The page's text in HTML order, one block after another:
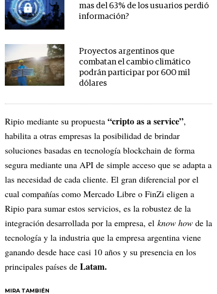
mas del 63% de los usuarios perdió
información?
Proyectos argentinos que
combatan el cambio climático
podrán participar por 600 mil
dólares
Ripio mediante su propuesta “cripto as a service”,
habilita a otras empresas la posibilidad de brindar
soluciones basadas en tecnología blockchain de forma
segura mediante una API de simple acceso que se adapta a
las necesidad de cada cliente. El gran diferencial por el
cual compañías como Mercado Libre o FinZi eligen a
Ripio para sumar estos servicios, es la robustez de la
integración desarrollada por la empresa, el know how de la
tecnología y la industria que la empresa argentina viene
ganando desde hace casi 10 años y su presencia en los
principales países de Latam.
MIRA TAMBIÉN